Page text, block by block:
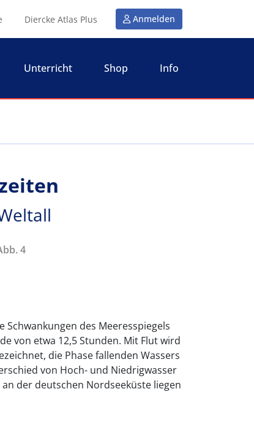
Diercke Atlas Plus Anmelden
Unterricht Shop Info
4
des Meeresspiegels
von etwa 12,5 Stunden. Mit Flut wird
die Phase fallenden Wassers
von Hoch- und Niedrigwasser
der deutschen Nordseeküste liegen